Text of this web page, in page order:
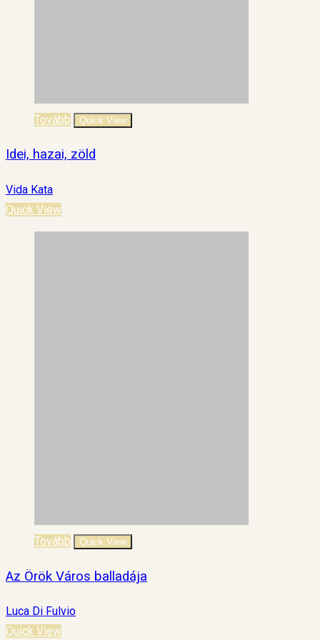
Tovább Quick View
Idei, hazai, zöld
Vida Kata
Quick View
Tovább Quick View
Az Örök Város balladája
Luca Di Fulvio
Quick View